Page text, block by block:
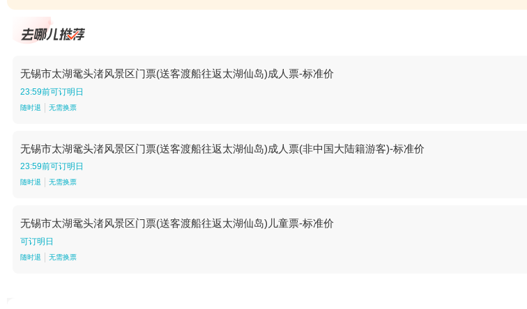
无锡市太湖鼋头渚风景区门票(送客渡船往返太湖仙岛)成人票-标准价
23:59前可订明日
随时退 无需换票
无锡市太湖鼋头渚风景区门票(送客渡船往返太湖仙岛)成人票(非中国大陆籍游客)-标准价
23:59前可订明日
随时退 无需换票
无锡市太湖鼋头渚风景区门票(送客渡船往返太湖仙岛)儿童票-标准价
可订明日
随时退 无需换票